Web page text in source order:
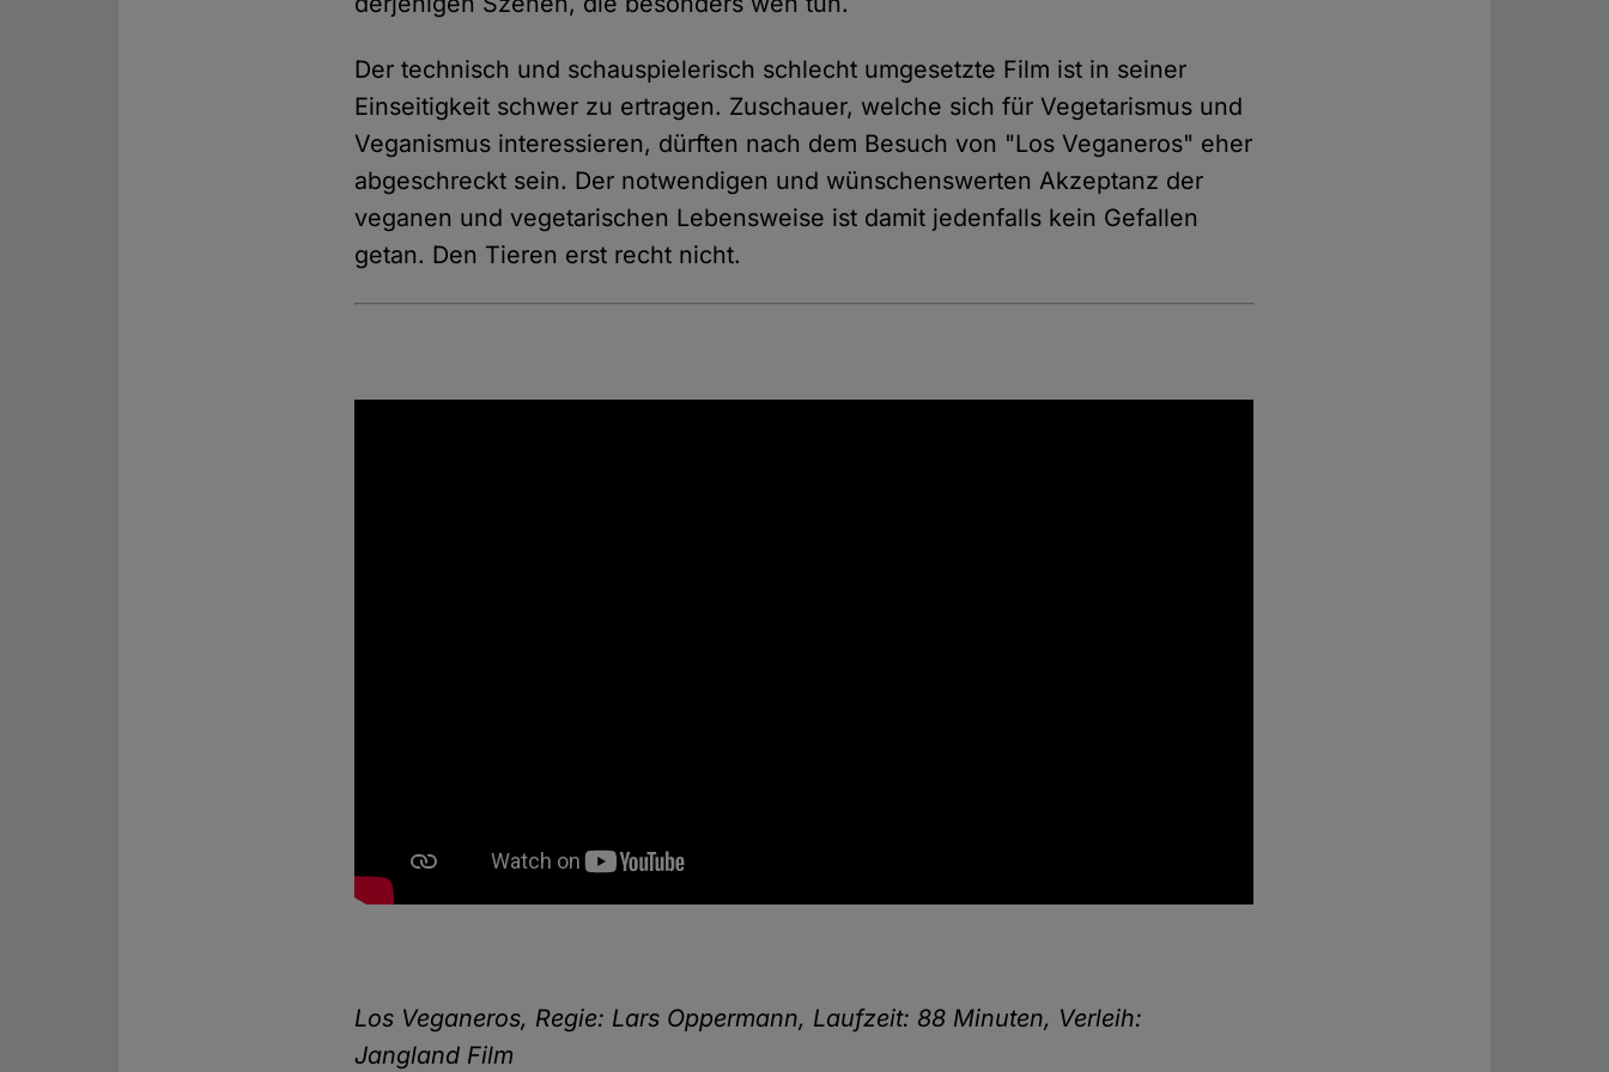
Der technisch und schauspielerisch schlecht umgesetzte Film ist in seiner
Einseitigkeit schwer zu ertragen. Zuschauer, welche sich für Vegetarismus und
Veganismus interessieren, dürften nach dem Besuch von "Los Veganeros" eher
abgeschreckt sein. Der notwendigen und wünschenswerten Akzeptanz der
veganen und vegetarischen Lebensweise ist damit jedenfalls kein Gefallen
getan. Den Tieren erst recht nicht.
Los Veganeros, Regie: Lars Oppermann, Laufzeit: 88 Minuten, Verleih:
Jangland Film